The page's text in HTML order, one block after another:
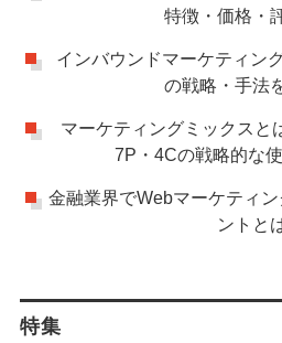
特徴・価格・
インバウンドマーケティン
の戦略・手法
マーケティングミックスと
7P・4Cの戦略的な
金融業界でWebマーケティ
ントと
特集